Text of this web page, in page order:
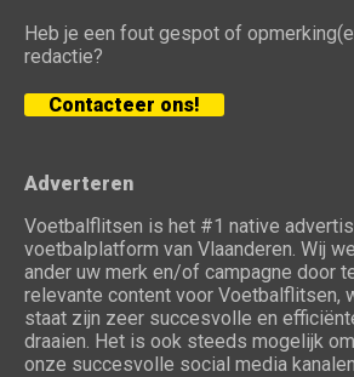
Heb je een fout gespot of
redactie?
Contacteer ons!
Adverteren
Voetbalflitsen is het #1 native
voetbalplatform van Vlaanderen. Wij
ander uw merk en/of campagne door
relevante content voor Voetbalflitsen,
staat zijn zeer succesvolle en
draaien. Het is ook steeds mogelijk
onze succesvolle social media